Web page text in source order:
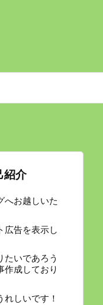
紹介
へお越しいた
広告を表示し
たいであろう
作成しており
しいです！